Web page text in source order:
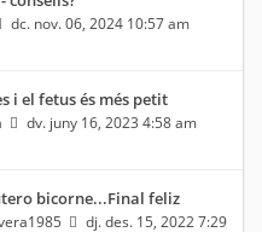
dc. nov. 06, 2024 10:57 am
i el fetus és més petit
dv. juny 16, 2023 4:58 am
bicorne...Final feliz
dj. des. 15, 2022 7:29